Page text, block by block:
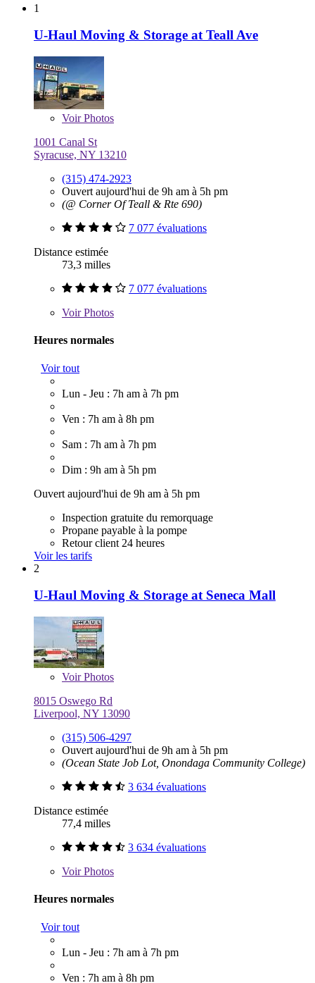
1
U-Haul Moving & Storage at Teall Ave
VoirPhotos
1001 Canal St
Syracuse, NY 13210
(315) 474-2923
Ouvert aujourd'hui de 9h am à 5h pm
(@ Corner Of Teall & Rte 690)
7 077 évaluations
Distance estimée
73,3 milles
7 077 évaluations
VoirPhotos
Heures normales
Voir tout
Lun - Jeu : 7h am à 7h pm
Ven : 7h am à 8h pm
Sam : 7h am à 7h pm
Dim : 9h am à 5h pm
Ouvert aujourd'hui de 9h am à 5h pm
Inspection gratuite du remorquage
Propane payable à la pompe
Retour client 24 heures
Voir les tarifs
2
U-Haul Moving & Storage at Seneca Mall
VoirPhotos
8015 Oswego Rd
Liverpool, NY 13090
(315) 506-4297
Ouvert aujourd'hui de 9h am à 5h pm
(Ocean State Job Lot, Onondaga Community College)
3 634 évaluations
Distance estimée
77,4 milles
3 634 évaluations
VoirPhotos
Heures normales
Voir tout
Lun - Jeu : 7h am à 7h pm
Ven : 7h am à 8h pm